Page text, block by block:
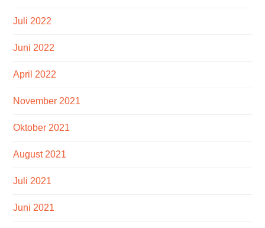
Juli 2022
Juni 2022
April 2022
November 2021
Oktober 2021
August 2021
Juli 2021
Juni 2021